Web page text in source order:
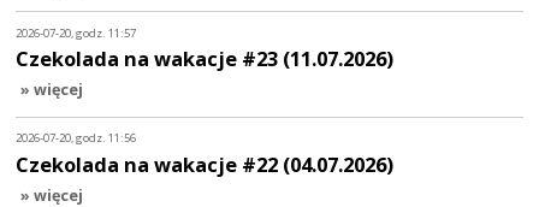
2026-07-20, godz. 11:57
Czekolada na wakacje #23 (11.07.2026)
» więcej
2026-07-20, godz. 11:56
Czekolada na wakacje #22 (04.07.2026)
» więcej